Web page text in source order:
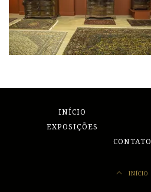
INÍCIO
EXPOSIÇÕES
CONTATO
INÍCIO